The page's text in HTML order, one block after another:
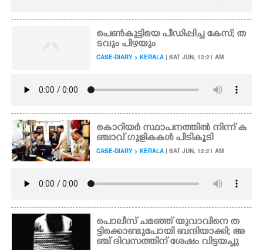
പെൺകുട്ടിയെ പീഡിപ്പിച്ച കേസ്; ത
ടവും പിഴയും
CASE-DIARY > KERALA | SAT JUN, 12:21 AM
കൊറിയർ സ്ഥാപനത്തിൽ നിന്ന് ക
ഞ്ചാവ് ഗുളികകൾ പിടികൂടി
CASE-DIARY > KERALA | SAT JUN, 12:21 AM
പൊലീസ് ചമഞ്ഞ് യുവാവിനെ ത
ട്ടിക്കൊണ്ടുപോയി ബന്ദിയാക്കി; അ
ഞ്ച് ദിവസത്തിന് ശേഷം വിട്ടയച്ചു